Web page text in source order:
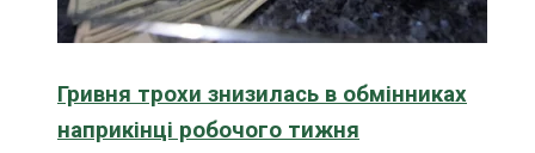
Гривня трохи знизилась в обмінниках
наприкінці робочого тижня